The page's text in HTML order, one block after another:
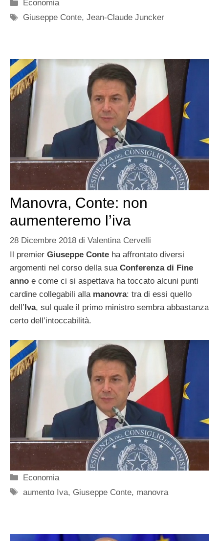
Economia
Tag
Giuseppe Conte,Jean-Claude Juncker
Manovra, Conte: non
aumenteremo l’iva
28 Dicembre 2018 di Valentina Cervelli
Il premier Giuseppe Conte ha affrontato diversi
argomenti nel corso della suaConferenza di Fine
anno e come ci si aspettava ha toccato alcuni punti
cardine collegabili alla manovra: tra di essi quello
dell’ Iva, sul quale il primo ministro sembra abbastanza
certo dell’intoccabilità.
Categorie
Economia
Tag
aumento Iva, Giuseppe Conte, manovra